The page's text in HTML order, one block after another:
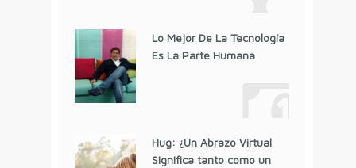
Lo Mejor De La Tecnología
Es La Parte Humana
Hug: ¿Un Abrazo Virtual
Significa tanto como un